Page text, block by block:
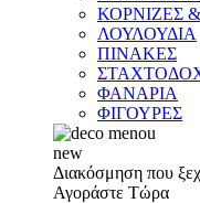
ΚΟΡΝΙΖΕΣ
ΛΟΥΛΟΥΔΙΑ
ΠΙΝΑΚΕΣ
ΦΑΝΑΡΙΑ
ΦΙΓΟΥΡΕΣ
new
Διακόσμηση που
Αγοράστε Τώρα